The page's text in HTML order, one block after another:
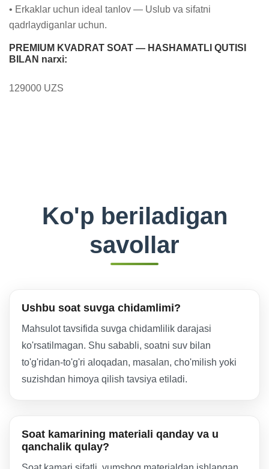
• Erkaklar uchun ideal tanlov — Uslub va sifatni
qadrlaydiganlar uchun.
PREMIUM KVADRAT SOAT — HASHAMATLI QUTISI
BILAN narxi:
129000 UZS
Ko'p beriladigan
savollar
Ushbu soat suvga chidamlimi?
Mahsulot tavsifida suvga chidamlilik darajasi
ko'rsatilmagan. Shu sababli, soatni suv bilan
to'g'ridan-to'g'ri aloqadan, masalan, cho'milish yoki
suzishdan himoya qilish tavsiya etiladi.
Soat kamarining materiali qanday va u
qanchalik qulay?